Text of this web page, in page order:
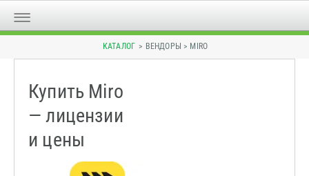
КАТАЛОГ > ВЕНДОРЫ > MIRO
Купить Miro
— лицензии
и цены